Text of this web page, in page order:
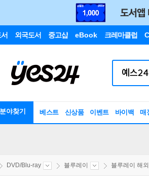
외국도서 중고샵 eBook 크레마클럽
야찾기 베스트 신상품 이벤트 바이백 매
DVD/Blu-ray 블루레이 블루레이 해